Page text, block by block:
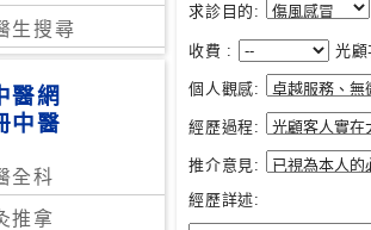
生搜尋
醫網
中醫
全科
推拿
求診目的:
收費 : 光顧
個人觀感:
經歷過程:
推介意見:
經歷詳述: